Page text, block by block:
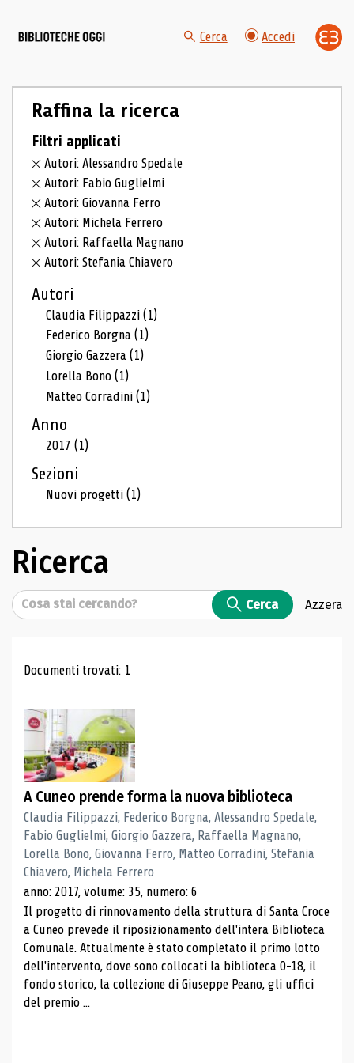
Cerca Accedi
Raffina la ricerca
Filtri applicati
Autori: Alessandro Spedale
Autori: Fabio Guglielmi
Autori: Giovanna Ferro
Autori: Michela Ferrero
Autori: Raffaella Magnano
Autori: Stefania Chiavero
Autori
Claudia Filippazzi(1)
Federico Borgna(1)
Giorgio Gazzera(1)
Lorella Bono(1)
Matteo Corradini(1)
Anno
2017(1)
Sezioni
Nuovi progetti(1)
Ricerca
Cerca Cerca Azzera
Risultati di ricerca
Documenti trovati: 1
A Cuneo prende forma la nuova biblioteca
Claudia Filippazzi, Federico Borgna, Alessandro Spedale,
Fabio Guglielmi, Giorgio Gazzera, Raffaella Magnano,
Lorella Bono, Giovanna Ferro, Matteo Corradini, Stefania
Chiavero, Michela Ferrero
anno: 2017, volume: 35, numero: 6
Il progetto di rinnovamento della struttura di Santa Croce
a Cuneo prevede il riposizionamento dell'intera Biblioteca
Comunale. Attualmente è stato completato il primo lotto
dell'intervento, dove sono collocati la biblioteca 0-18, il
fondo storico, la collezione di Giuseppe Peano, gli uffici
del premio ...